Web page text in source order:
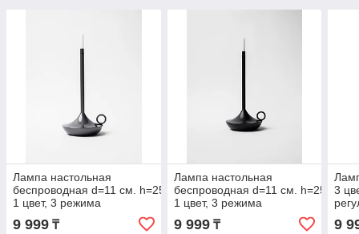
Лампа настольная
беспроводная d=11 см. h=25,5 см.
1 цвет, 3 режима
яркости, алюм., серая LED CANDLE
9 999 ₸
Лампа настольная
беспроводная d=11 см. h=25,5 см.
1 цвет, 3 режима
яркости, алюм., черная LED
9 999₸
3
9